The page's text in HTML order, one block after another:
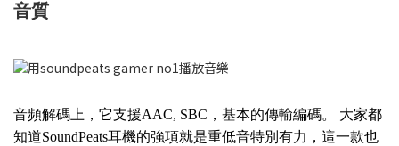
音質
音頻解碼上，它支援AAC, SBC，基本的傳輸編碼。 大家都
知道SoundPeats耳機的強項就是重低音特別有力，這一款也